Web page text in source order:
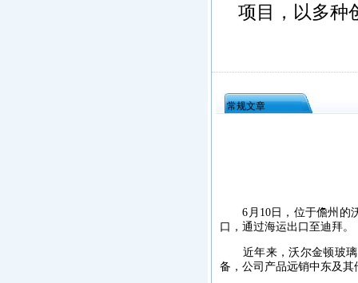
项目，以多种
常规文章
6月10日，位于儋州的沃
口，通过海运出口至迪拜。
近年来，沃尔金顿玻璃
备，公司产品远销中东及